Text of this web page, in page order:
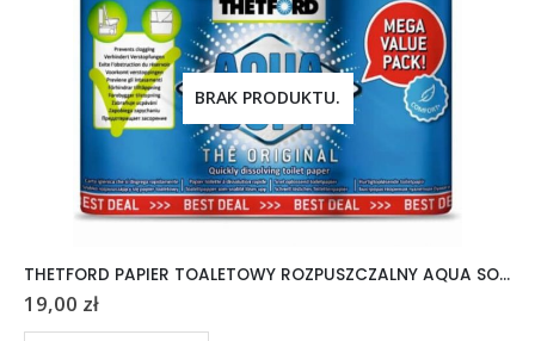
BRAK PRODUKTU.
THETFORD PAPIER TOALETOWY ROZPUSZCZALNY AQUA SOFT 6 ROLEK
19,00 zł